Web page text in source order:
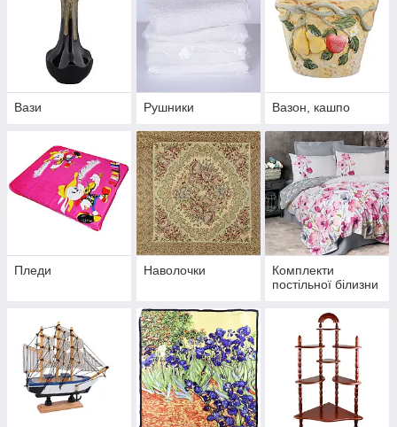
Вази Рушники Вазон, кашпо
Пледи Наволочки
Комплекти
постільної білизни